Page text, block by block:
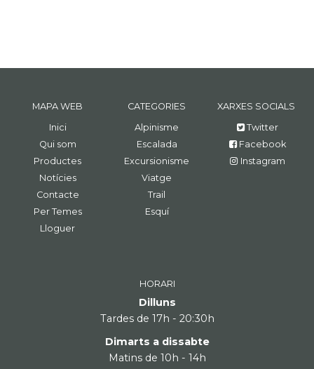
MAPA WEB
Inici
Qui som
Productes
Notícies
Contacte
Per Temes
Lloguer
CATEGORIES
Alpinisme
Escalada
Excursionisme
Viatge
Trail
Esquí
XARXES SOCIALS
Twitter
Facebook
Instagram
HORARI
Dilluns
Tardes de 17h - 20:30h
Dimarts a dissabte
Matins de 10h - 14h